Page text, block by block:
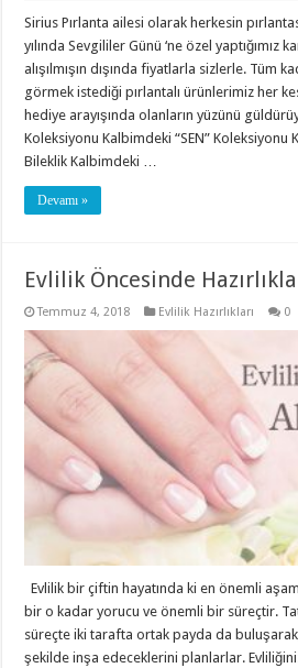
Sirius Pırlanta ailesi olarak herkesin
yılında Sevgililer Günü ‘ne özel yaptığımız
alışılmışın dışında fiyatlarla sizlerle. Tüm
görmek istediği pırlantalı ürünlerimiz her
hediye arayışında olanların yüzünü
Koleksiyonu Kalbimdeki “SEN” Koleksiyonu
Bileklik Kalbimdeki …
Devamı »
Evlilik Öncesinde
Temmuz 4, 2018 Evlilik Hazırlıkları 0
Evlilik bir çiftin hayatında ki en önemli
bir o kadar yorucu ve önemli bir süreçtir.
süreçte iki tarafta ortak payda da buluşarak,
şekilde inşa edeceklerini planlarlar.